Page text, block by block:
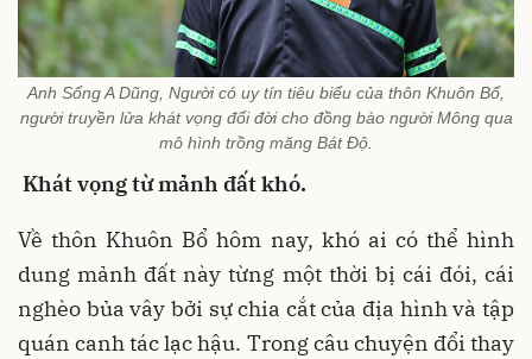
Anh Sổng A Dũng, Người có uy tín tiêu biểu của thôn Khuôn Bổ,
người truyền lửa khát vọng đổi đời cho đồng bào người Mông qua
mô hình trồng măng Bát Độ.
Khát vọng từ mảnh đất khó.
Về thôn Khuôn Bổ hôm nay, khó ai có thể hình
dung mảnh đất này từng một thời bị cái đói, cái
nghèo bủa vây bởi sự chia cắt của địa hình và tập
quán canh tác lạc hậu. Trong câu chuyện đổi thay